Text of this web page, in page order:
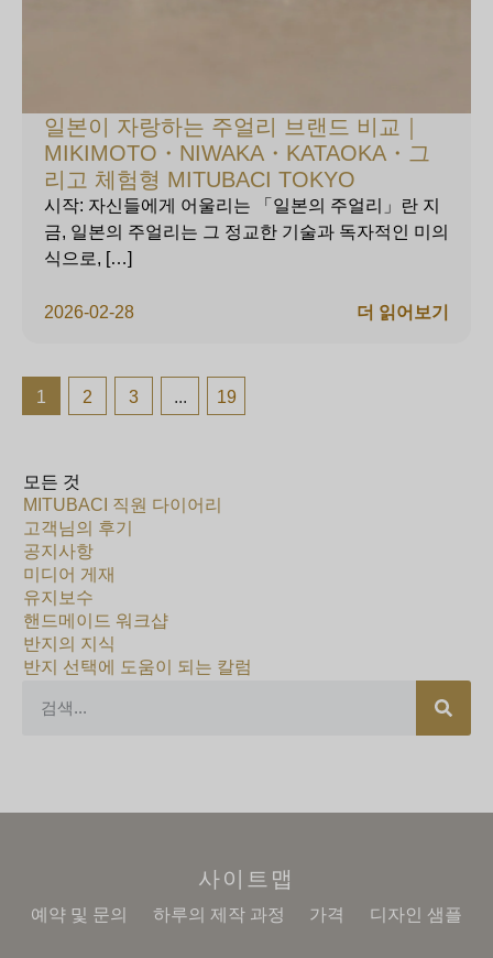
일본이 자랑하는 주얼리 브랜드 비교｜
MIKIMOTO・NIWAKA・KATAOKA・그
리고 체험형 MITUBACI TOKYO
2026-02-28
시작: 자신들에게 어울리는 「일본의 주얼리」란 지
금, 일본의 주얼리는 그 정교한 기술과 독자적인 미의
식으로, […]
더 읽어보기
1 2 3 ... 19
MITUBACI 직원 다이어리
고객님의 후기
공지사항
미디어 게재
유지보수
핸드메이드 워크샵
반지의 지식
반지 선택에 도움이 되는 칼럼
모든 것
사이트맵
예약 및 문의 하루의 제작 과정 가격 디자인 샘플